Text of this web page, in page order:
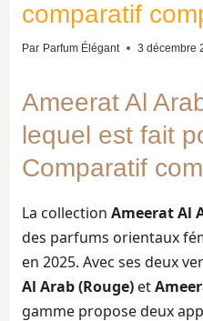
comparatif
Par Parfum Élégant 3 décembre
Ameerat Al
lequel est fait
Comparatif
La collectionAmeerat Al
des parfums orientaux
en 2025. Avec ses deux
Al Arab (Rouge) et
gamme propose deux